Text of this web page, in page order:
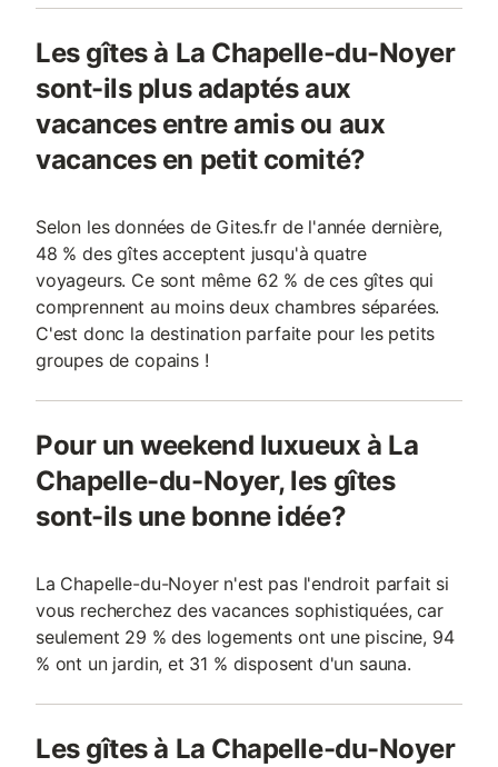
Les gîtes à La Chapelle-du-Noyer
sont-ils plus adaptés aux
vacances entre amis ou aux
vacances en petit comité?
Selon les données de Gites.fr de l'année dernière,
48 % des gîtes acceptent jusqu'à quatre
voyageurs. Ce sont même 62 % de ces gîtes qui
comprennent au moins deux chambres séparées.
C'est donc la destination parfaite pour les petits
groupes de copains !
Pour un weekend luxueux à La
Chapelle-du-Noyer, les gîtes
sont-ils une bonne idée?
La Chapelle-du-Noyer n'est pas l'endroit parfait si
vous recherchez des vacances sophistiquées, car
seulement 29 % des logements ont une piscine, 94
% ont un jardin, et 31 % disposent d'un sauna.
Les gîtes à La Chapelle-du-Noyer